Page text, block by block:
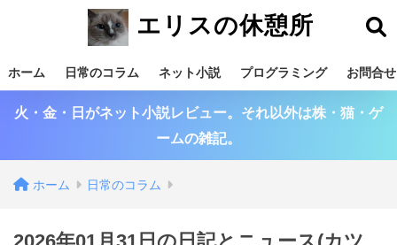
エリスの休憩所
ホーム 日常のコラム ネット小説 プログラミング お問合せ
火・金・日がネット小説レビュー。それ以外は株・猫・ゲ
ームの雑記。
ホーム 日常のコラム